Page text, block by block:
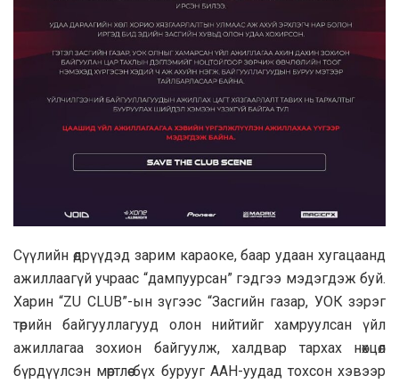
Сүүлийн өдрүүдэд зарим караоке, баар удаан хугацаанд
ажиллаагүй учраас “дампуурсан” гэдгээ мэдэгдэж буй.
Харин “ZU CLUB”-ын зүгээс “Засгийн газар, УОК зэрэг
төрийн байгууллагууд олон нийтийг хамруулсан үйл
ажиллагаа зохион байгуулж, халдвар тархах нөхцөл
бүрдүүлсэн мөртлөө бүх бурууг ААН-уудад тохсон хэвээр